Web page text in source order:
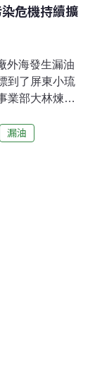
危機持續擴
外海發生漏油
到了屏東小琉
業部大林煉油
外力劇烈扭動
25噸。台灣
，海流流速非
漏油